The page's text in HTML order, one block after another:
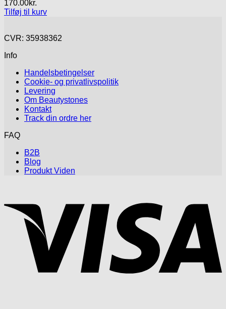
170.00kr.
Tilføj til kurv
CVR: 35938362
Info
Handelsbetingelser
Cookie- og privatlivspolitik
Levering
Om Beautystones
Kontakt
Track din ordre her
FAQ
B2B
Blog
Produkt Viden